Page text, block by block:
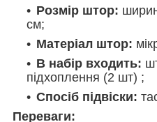
Розмір штор:
см;
Матеріал штор:
В набір входить:
підхоплення (2 шт) ;
Спосіб підвіски:
Переваги: